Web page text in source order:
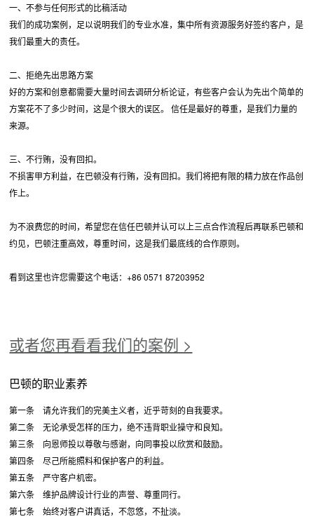
一、不参与任何形式的比稿活动
我们的成功案例，足以说明我们的专业水准，集中所有资源服务好签约客户，是
我们最重大的责任。
二、拒绝先出思路方案
好的方案和创意都需要大量时间去调研分析论证，有些客户会认为先出个简单的
方案花不了多少时间，这是个很大的误区。 信任是最好的尊重，是我们力量的
来源。
三、不行贿，没有回扣。
不损害甲方利益，在巴顿没有行贿，没有回扣。我们将把有限的精力放在作品创
作上。
为不浪费您的时间，希望您在信任巴顿并认可以上三点合作流程后再联系巴顿和
约见，巴顿注重高效，尊重时间，这是我们最底线的合作原则。
看到这里也许您需要这个电话：+86 0571 87203952
或者您再看看我们的案例 >
巴顿的职业素养
第一条 请允许我们的完美主义者，近乎苛刻的自我要求。
第二条 无论承受怎样的压力，绝不违背职业操守和良知。
第三条 向恩师投以尊敬与感谢，向同事投以欣赏和鼓励。
第四条 尽己所能照料和保护客户的利益。
第五条 严守客户机密。
第六条 维护品牌设计行业的声誉、尊重同行。
第七条 始终对客户讲真话，不忽悠，不扯淡。